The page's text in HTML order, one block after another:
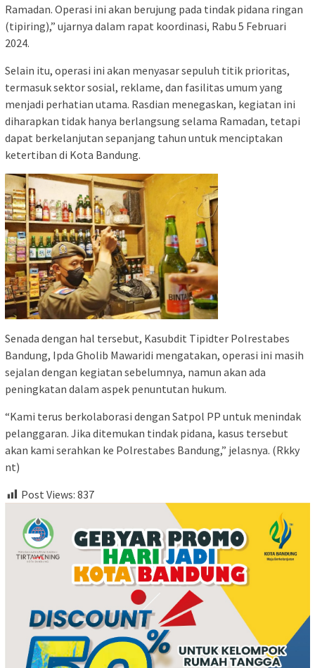
Ramadan. Operasi ini akan berujung pada tindak pidana ringan
(tipiring),” ujarnya dalam rapat koordinasi, Rabu 5 Februari
2024.
Selain itu, operasi ini akan menyasar sepuluh titik prioritas,
termasuk sektor sosial, reklame, dan fasilitas umum yang
menjadi perhatian utama. Rasdian menegaskan, kegiatan ini
diharapkan tidak hanya berlangsung selama Ramadan, tetapi
dapat berkelanjutan sepanjang tahun untuk menciptakan
ketertiban di Kota Bandung.
Senada dengan hal tersebut, Kasubdit Tipidter Polrestabes
Bandung, Ipda Gholib Mawaridi mengatakan, operasi ini masih
sejalan dengan kegiatan sebelumnya, namun akan ada
peningkatan dalam aspek penuntutan hukum.
“Kami terus berkolaborasi dengan Satpol PP untuk menindak
pelanggaran. Jika ditemukan tindak pidana, kasus tersebut
akan kami serahkan ke Polrestabes Bandung,” jelasnya. (Rkky
nt)
Post Views: 837